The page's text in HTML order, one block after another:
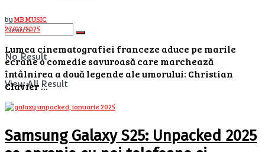
No Result
View All Result
byMB MUSIC
27/03/2025
Lumea cinematografiei franceze aduce pe marile
ecrane o comedie savuroasă care marchează
întâlnirea a două legende ale umorului: Christian
Clavier ...
Samsung Galaxy S25: Unpacked 2025